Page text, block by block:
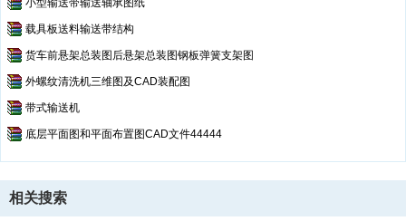
小型输送带输送轴承图纸
载具板送料输送带结构
货车前悬架总装图后悬架总装图钢板弹簧支架图
外螺纹清洗机三维图及CAD装配图
带式输送机
底层平面图和平面布置图CAD文件44444
相关搜索